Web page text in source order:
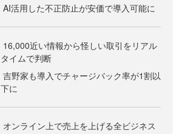
AI活用した不正防止が安価で導入可能に
16,000近い情報から怪しい取引をリアル
タイムで判断
吉野家も導入でチャージバック率が1割以
下に
オンライン上で売上を上げる全ビジネス